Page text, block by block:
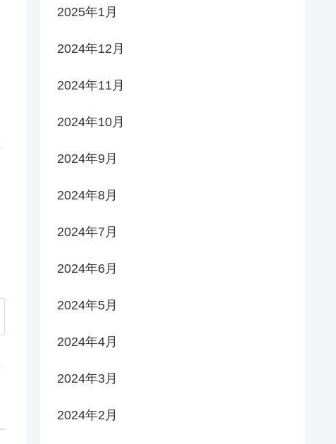
2025年1月
2024年12月
2024年11月
2024年10月
2024年9月
2024年8月
2024年7月
2024年6月
2024年5月
2024年4月
2024年3月
2024年2月